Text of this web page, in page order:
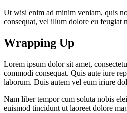
Ut wisi enim ad minim veniam, quis
consequat, vel illum dolore eu feugiat
Wrapping Up
Lorem ipsum dolor sit amet,
commodi consequat. Quis aute iure
laborum. Duis autem vel eum iriure
Nam liber tempor cum soluta nobis
euismod tincidunt ut laoreet dolore